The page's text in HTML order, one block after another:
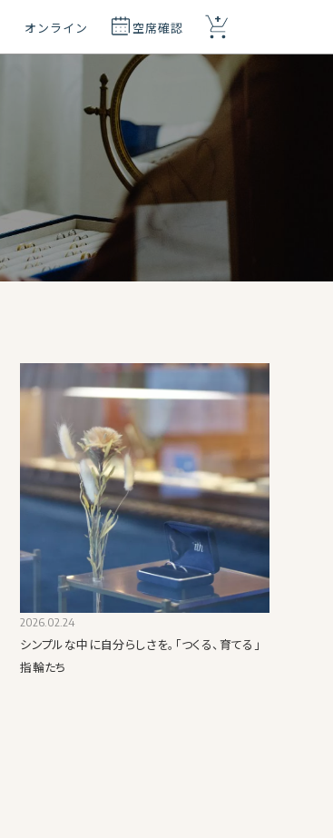
オンライン 空席確認
+
2026.02.24
シンプルな中に自分らしさを｡「つくる、育てる」
指輪たち